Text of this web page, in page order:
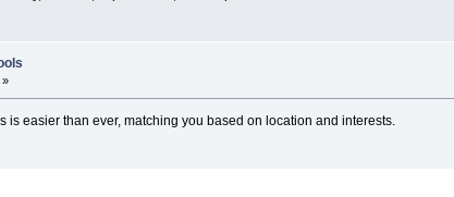
»
is easier than ever, matching you based on location and interests.